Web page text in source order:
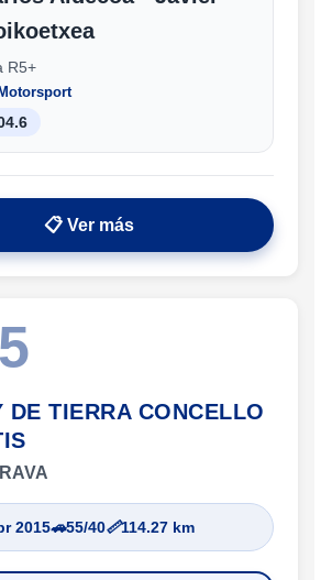
R5+
📋 Ver más
DE TIERRA CONCELLO
2015🚗55/40📏114.27 km